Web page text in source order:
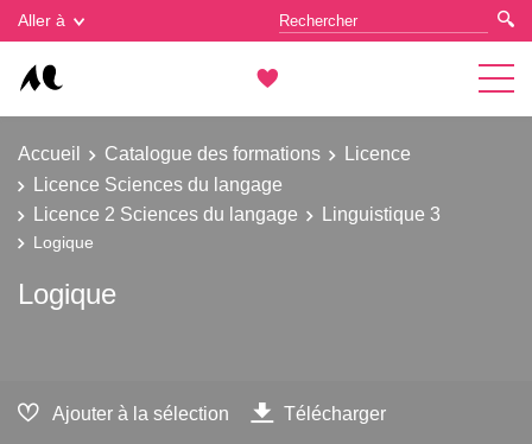
Aller à
Accueil Catalogue des formations
Licence
Licence Sciences du langage
Licence 2 Sciences du langage
Linguistique 3
Logique
Logique
Ajouter à la sélection Télécharger
Gestion des cookies